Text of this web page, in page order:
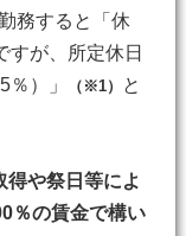
務すると「休
すが、所定休日
）」
（※1）
と
得や祭日等によ
％の賃金で構い